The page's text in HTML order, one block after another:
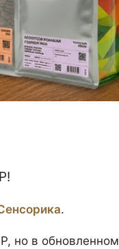
.
но в обновленном